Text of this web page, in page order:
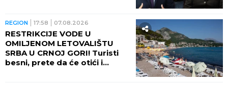
REGION 17:58 07.08.2026
RESTRIKCIJE VODE U
OMILJENOM LETOVALIŠTU
SRBA U CRNOJ GORI! Turisti
besni, prete da će otići i